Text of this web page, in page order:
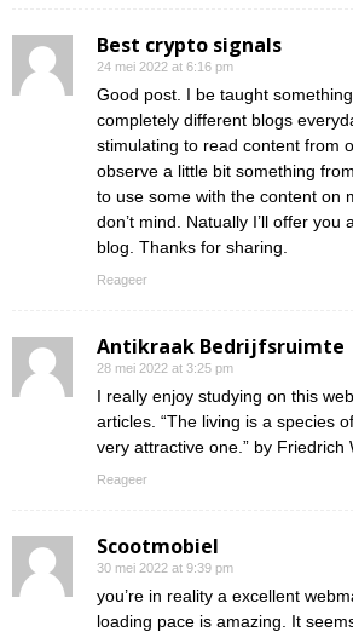
Best crypto signals
24 mei 2022 at 6:16 pm
Good post. I be taught
completely different blogs
stimulating to read content from
observe a little bit something
to use some with the content on
don’t mind. Natually I’ll offer you
blog. Thanks for sharing.
Reageer
Antikraak Bedrijfsruimte
28 mei 2022 at 3:25 pm
I really enjoy studying on this
articles. “The living is a species
very attractive one.” by Friedrich
Reageer
Scootmobiel
30 mei 2022 at 9:39 pm
you’re in reality a excellent
loading pace is amazing. It